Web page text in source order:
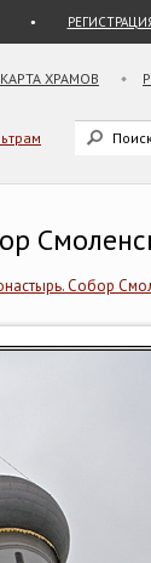
КАРТА ХРАМОВ
Собор